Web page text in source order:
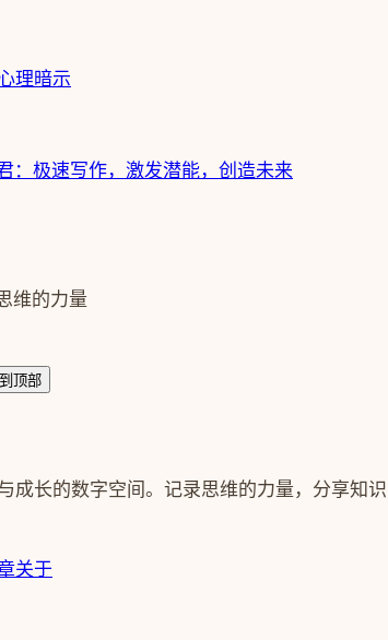
理暗示
：极速写作，激发潜能，创造未来
维的力量
顶部
成长的数字空间。记录思维的力量，分享知识
关于